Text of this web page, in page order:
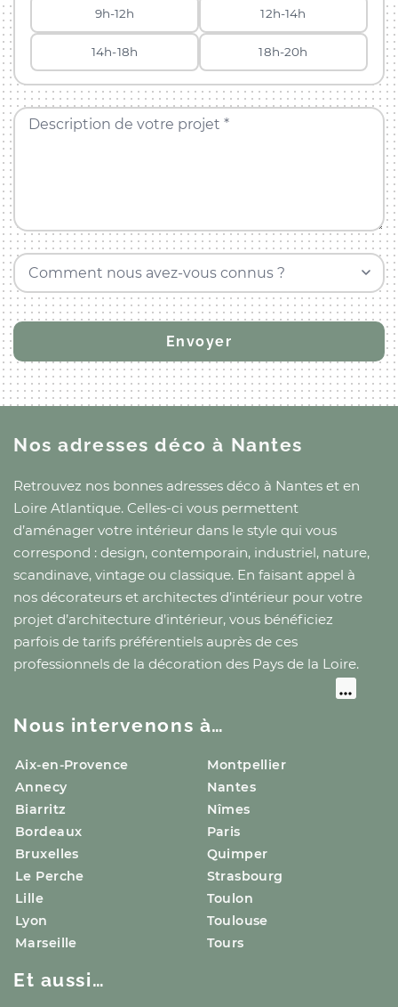
9h-12h 12h-14h
14h-18h 18h-20h
Description de votre projet *
Comment nous avez-vous connus ?
Nos adresses décoà Nantes
Retrouvez nos bonnes adresses déco à Nantes et en
Loire Atlantique. Celles-ci vous permettent
d’aménager votre intérieur dans le style qui vous
correspond : design, contemporain, industriel, nature,
scandinave, vintage ou classique. En faisant appel à
nos décorateurs et architectes d’intérieur pour votre
projet d’architecture d’intérieur, vous bénéficiez
parfois de tarifs préférentiels auprès de ces
professionnels de la décoration des Pays de la Loire.
Nous intervenons à…
Aix-en-Provence
Annecy
Biarritz
Bordeaux
Bruxelles
Le Perche
Lille
Lyon
Marseille
Montpellier
Nantes
Nîmes
Paris
Quimper
Strasbourg
Toulon
Toulouse
Tours
Et aussi…